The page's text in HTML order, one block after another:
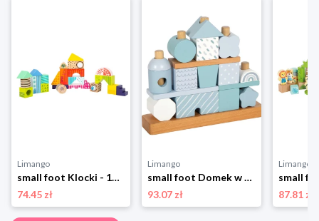
Limango
small foot Klocki - 12 m+ rozmiar: onesize
74.45 zł
Limango
small foot Domek w kolorze błękitnym do układania - 12 m+ rozmiar: onesize
93.07 zł
Limango
87.81 zł